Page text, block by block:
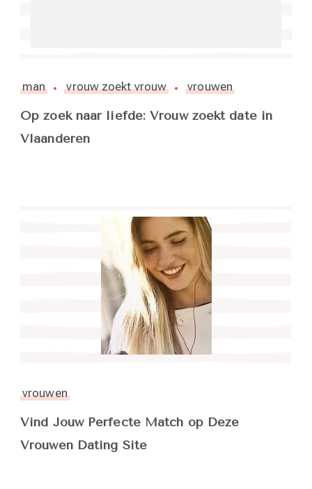
man vrouw zoekt vrouw vrouwen
Op zoek naar liefde: Vrouw zoekt date in
Vlaanderen
vrouwen
Vind Jouw Perfecte Match op Deze
Vrouwen Dating Site